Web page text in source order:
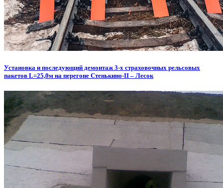
Установка и последующий демонтаж 3-х страховочных рельсовых
пакетов L=25,0м на перегоне Стенькино-II – Лесок